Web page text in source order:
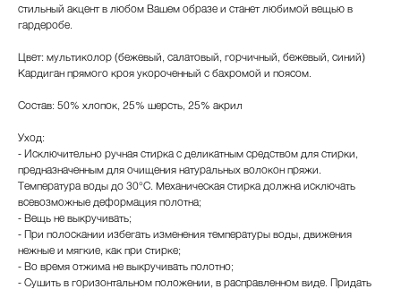
стильный акцент в любом Вашем образе и станет любимой вещью в
гардеробе.
Цвет: мультиколор (бежевый, салатовый, горчичный, бежевый, синий)
Кардиган прямого кроя укороченный с бахромой и поясом.
Состав: 50% хлопок, 25% шерсть, 25% акрил
Уход:
- Исключительно ручная стирка с деликатным средством для стирки,
предназначенным для очищения натуральных волокон пряжи.
Температура воды до 30°С. Механическая стирка должна исключать
всевозможные деформация полотна;
- Вещь не выкручивать;
- При полоскании избегать изменения температуры воды, движения
нежные и мягкие, как при стирке;
- Во время отжима не выкручивать полотно;
- Сушить в горизонтальном положении, в расправленном виде. Придать
Дизайнерская трикотажная одежда
и текстиль для дома.